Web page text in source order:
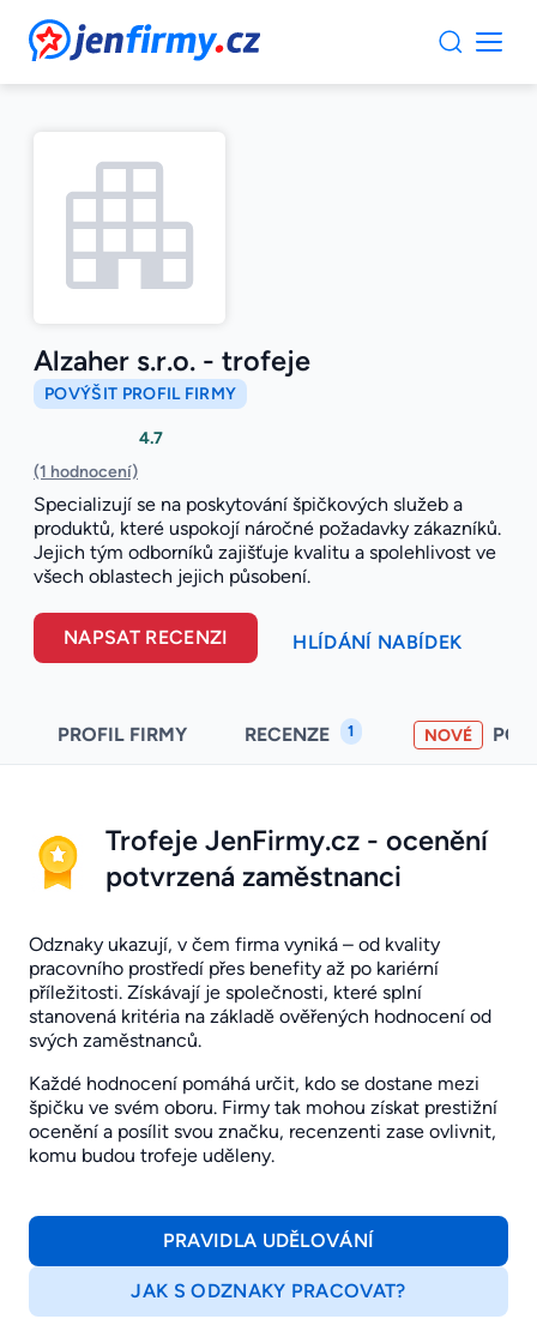
JenFirmy.cz
Alzaher s.r.o. - trofeje
POVÝŠIT PROFIL FIRMY
4.7
(1 hodnocení)
Specializují se na poskytování špičkových služeb a
produktů, které uspokojí náročné požadavky zákazníků.
Jejich tým odborníků zajišťuje kvalitu a spolehlivost ve
všech oblastech jejich působení.
NAPSAT RECENZI HLÍDÁNÍ NABÍDEK
PROFIL FIRMY RECENZE 1 NOVÉ
Trofeje JenFirmy.cz - ocenění
potvrzená zaměstnanci
Odznaky ukazují, v čem firma vyniká – od kvality
pracovního prostředí přes benefity až po kariérní
příležitosti. Získávají je společnosti, které splní
stanovená kritéria na základě ověřených hodnocení od
svých zaměstnanců.
Každé hodnocení pomáhá určit, kdo se dostane mezi
špičku ve svém oboru. Firmy tak mohou získat prestižní
ocenění a posílit svou značku, recenzenti zase ovlivnit,
komu budou trofeje uděleny.
PRAVIDLA UDĚLOVÁNÍ
JAK S ODZNAKY PRACOVAT?